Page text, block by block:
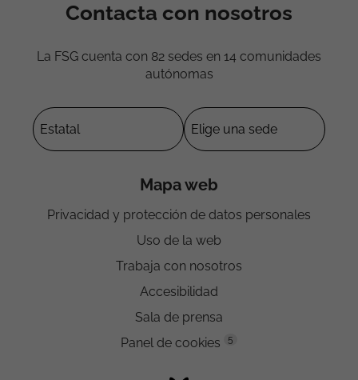
Contacta con nosotros
La FSG cuenta con 82 sedes en 14 comunidades
autónomas
Mapa web
Privacidad y protección de datos personales
Uso de la web
Trabaja con nosotros
Accesibilidad
Sala de prensa
Panel de cookies
5